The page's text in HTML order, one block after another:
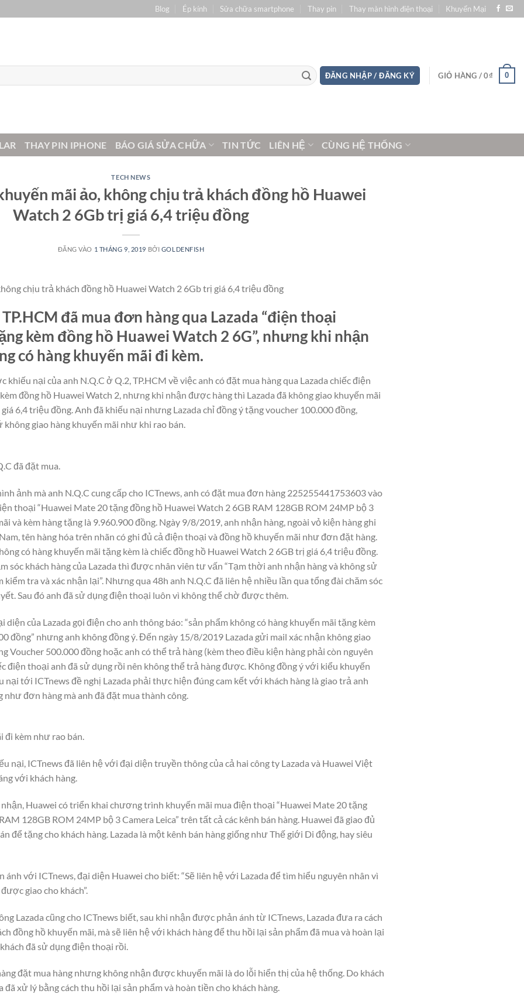
Blog Ép kính Sửa chữa smartphone Thay pin Thay màn hình điện thoại Khuyến Mại
ĐĂNG NHẬP / ĐĂNG KÝ GIỎ HÀNG /0₫ 0
THAY PIN IPHONE BÁO GIÁ SỬA CHỮA TIN TỨC LIÊN HỆ CÙNG HỆ THỐNG
TECH NEWS
mãi ảo, không chịu trả khách đồng hồ Huawei
Watch 2 6Gb trị giá 6,4 triệu đồng
ĐĂNG VÀO 1 THÁNG 9, 2019 BỞI GOLDENFISH
chịu trả khách đồng hồ Huawei Watch 2 6Gb trị giá 6,4 triệu đồng
đã mua đơn hàng qua Lazada “điện thoại
kèm đồng hồ Huawei Watch 2 6G”, nhưng khi nhận
có hàng khuyến mãi đi kèm.
khiếu nại của anh N.Q.C ở Q.2, TP.HCM về việc anh có đặt mua hàng qua Lazada chiếc điện
đồng hồ Huawei Watch 2, nhưng khi nhận được hàng thì Lazada đã không giao khuyến mãi
6,4 triệu đồng. Anh đã khiếu nại nhưng Lazada chỉ đồng ý tặng voucher 100.000 đồng,
không giao hàng khuyến mãi như khi rao bán.
đã đặt mua.
ảnh mà anh N.Q.C cung cấp cho ICTnews, anh có đặt mua đơn hàng 225255441753603 vào
thoại “Huawei Mate 20 tặng đồng hồ Huawei Watch 2 6GB RAM 128GB ROM 24MP bộ 3
và kèm hàng tặng là 9.960.900 đồng. Ngày 9/8/2019, anh nhận hàng, ngoài vỏ kiện hàng ghi
tên hàng hóa trên nhãn có ghi đủ cả điện thoại và đồng hồ khuyến mãi như đơn đặt hàng.
có hàng khuyến mãi tặng kèm là chiếc đồng hồ Huawei Watch 2 6GB trị giá 6,4 triệu đồng.
sóc khách hàng của Lazada thì được nhân viên tư vấn “Tạm thời anh nhận hàng và không sử
tra và xác nhận lại”. Nhưng qua 48h anh N.Q.C đã liên hệ nhiều lần qua tổng đài chăm sóc
Sau đó anh đã sử dụng điện thoại luôn vì không thể chờ được thêm.
của Lazada gọi điện cho anh thông báo: “sản phẩm không có hàng khuyến mãi tặng kèm
đồng” nhưng anh không đồng ý. Đến ngày 15/8/2019 Lazada gửi mail xác nhận không giao
Voucher 500.000 đồng hoặc anh có thể trả hàng (kèm theo điều kiện hàng phải còn nguyên
điện thoại anh đã sử dụng rồi nên không thể trả hàng được. Không đồng ý với kiểu khuyến
nại tới ICTnews đề nghị Lazada phải thực hiện đúng cam kết với khách hàng là giao trả anh
đơn hàng mà anh đã đặt mua thành công.
đi kèm như rao bán.
nại, ICTnews đã liên hệ với đại diện truyền thông của cả hai công ty Lazada và Huawei Việt
với khách hàng.
Huawei có triển khai chương trình khuyến mãi mua điện thoại “Huawei Mate 20 tặng
128GB ROM 24MP bộ 3 Camera Leica” trên tất cả các kênh bán hàng. Huawei đã giao đủ
để tặng cho khách hàng. Lazada là một kênh bán hàng giống như Thế giới Di động, hay siêu
với ICTnews, đại diện Huawei cho biết: “Sẽ liên hệ với Lazada để tìm hiểu nguyên nhân vì
giao cho khách”.
Lazada cũng cho ICTnews biết, sau khi nhận được phản ánh từ ICTnews, Lazada đưa ra cách
đồng hồ khuyến mãi, mà sẽ liên hệ với khách hàng để thu hồi lại sản phẩm đã mua và hoàn lại
đã sử dụng điện thoại rồi.
đặt mua hàng nhưng không nhận được khuyến mãi là do lỗi hiển thị của hệ thống. Do khách
đã xử lý bằng cách thu hồi lại sản phẩm và hoàn tiền cho khách hàng.